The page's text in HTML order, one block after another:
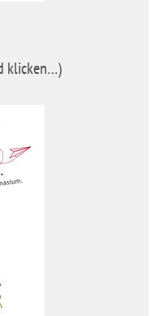
klicken…)